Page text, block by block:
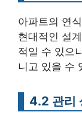
아파트의 연
현대적인 설
적일 수 있으
니고 있을 수
4.2 관리